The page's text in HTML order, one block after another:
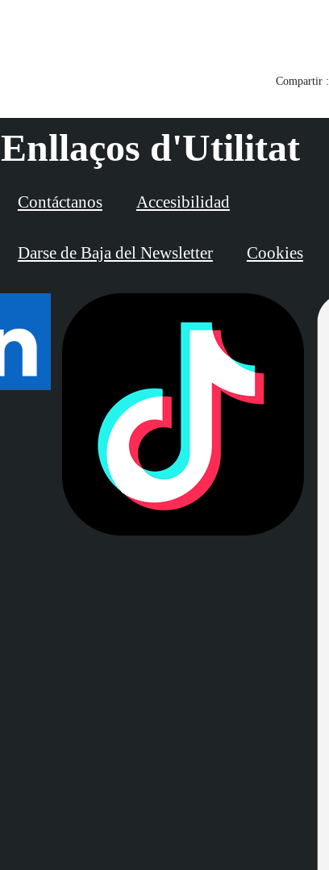
Compartir :
Enllaços d'Utilitat
Contáctanos Accesibilidad
Darse de Baja del Newsletter Cookies